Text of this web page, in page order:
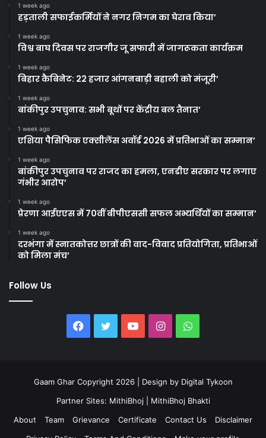
1 week ago
हड़ताली सफाईकर्मियों ने नगर निगम का घेराव किया’
1 week ago
विश्व बाघ दिवस पर राजगीर जू सफारी में जागरूकता कार्यक्रम
1 week ago
बिहार कैबिनेट: 22 हजार आंगनबाड़ी बहाली को मंजूरी’
1 week ago
बांकीपुर उपचुनाव: सभी बूथों पर केंद्रीय बल तैनात’
1 week ago
एशिया पैसिफिक एक्सीलेंस अवॉर्ड 2026 में प्रतिभाओं का सम्मान’
1 week ago
बांकीपुर उपचुनाव पर राजद का हमला, एनडीए सरकार पर लगाए
गंभीर आरोप’
1 week ago
प्रेरणा आईएएस में 70वीं बीपीएससी सफल अभ्यर्थियों का सम्मान’
1 week ago
दरभंगा में स्नातकोत्तर छात्रों की वाद-विवाद प्रतियोगिता, प्रतिभाओं
को मिला मंच’
Follow Us
Facebook
TwitterYouTubeInstagramWhatsApp
Gaam Ghar Copyright 2026 | Design by Digital Tykoon
Partner Sites: MithiBhoj
MithiBhoj Bhakti
About
Team Grievance Certificate Contact Us
Disclaimer